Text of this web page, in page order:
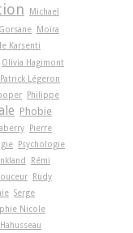
Michael
Moïra
Karsenti
Olivia Hagimont
Patrick Légeron
Philippe
Phobie
Pierre
Psychologie
Rémi
Rudy
Serge
Nicole